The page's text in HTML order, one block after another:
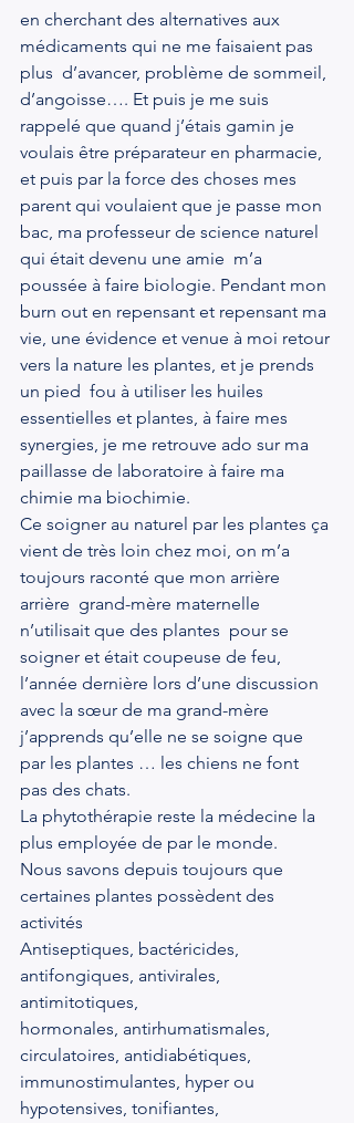
en cherchant des alternatives aux
médicaments qui ne me faisaient pas
plus  d’avancer, problème de sommeil,
d’angoisse…. Et puis je me suis
rappelé que quand j’étais gamin je
voulais être préparateur en pharmacie,
et puis par la force des choses mes
parent qui voulaient que je passe mon
bac, ma professeur de science naturel
qui était devenu une amie  m’a
poussée à faire biologie. Pendant mon
burn out en repensant et repensant ma
vie, une évidence et venue à moi retour
vers la nature les plantes, et je prends
un pied  fou à utiliser les huiles
essentielles et plantes, à faire mes
synergies, je me retrouve ado sur ma
paillasse de laboratoire à faire ma
chimie ma biochimie.
Ce soigner au naturel par les plantes ça
vient de très loin chez moi, on m’a
toujours raconté que mon arrière
arrière  grand-mère maternelle
n’utilisait que des plantes  pour se
soigner et était coupeuse de feu,
l’année dernière lors d’une discussion
avec la sœur de ma grand-mère
j’apprends qu’elle ne se soigne que
par les plantes … les chiens ne font
pas des chats.
La phytothérapie reste la médecine la
plus employée de par le monde.
Nous savons depuis toujours que
certaines plantes possèdent des
activités
Antiseptiques, bactéricides,
antifongiques, antivirales,
antimitotiques,
hormonales, antirhumatismales,
circulatoires, antidiabétiques,
immunostimulantes, hyper ou
hypotensives, tonifiantes,